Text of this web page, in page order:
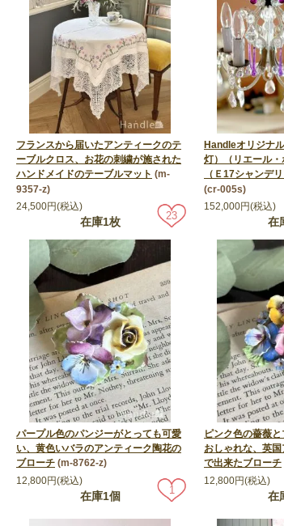
フランスから届いたアンティークのテ
ーブルクロス、お花の刺繍が施された
ハンドメイドのテーブルマット (m-
9357-z)
24,500円(税込)
在庫1枚 23
Handleオリジナ
灯）（リエール・
（Ｅ17シャンデリ
(cr-005s)
152,000円(税込)
在
パープル色のパンジーがとっても可愛
い、黄色いバラのアンティーク陶花の
ブローチ (m-8762-z)
12,800円(税込)
在庫1個 1
ピンク色の薔薇
おしゃれな、英
で出来たブローチ
12,800円(税込)
在